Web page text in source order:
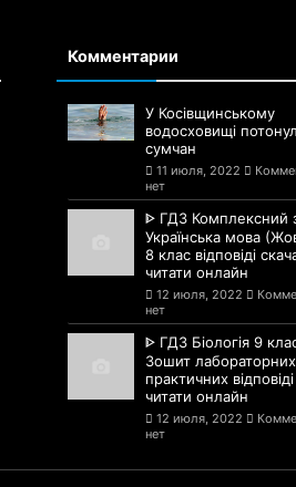
Комментарии
У Косівщинському
водосховищі
сумчан
11 июля, 2022
нет
ᐈ ГДЗ Комплексний
Українська мова
8 клас відповіді
читати онлайн
12 июля, 2022
нет
ᐈ ГДЗ Біологія 9
Зошит
практичних
читати онлайн
12 июля, 2022
нет